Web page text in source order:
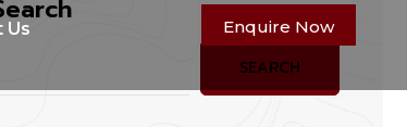
Us Enquire Now
SEARCH